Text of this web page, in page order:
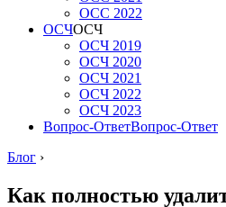
ОСС 2022
ОСЧОСЧ
ОСЧ 2019
ОСЧ 2020
ОСЧ 2021
ОСЧ 2022
ОСЧ 2023
Вопрос-ОтветВопрос-Ответ
Блог ›
Как полностью